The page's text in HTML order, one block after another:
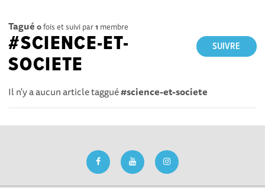
Tagué 0fois et suivi par1 membre
SUIVRE
#SCIENCE-ET-
SOCIETE
Il n'y a aucun article taggué#science-et-societe